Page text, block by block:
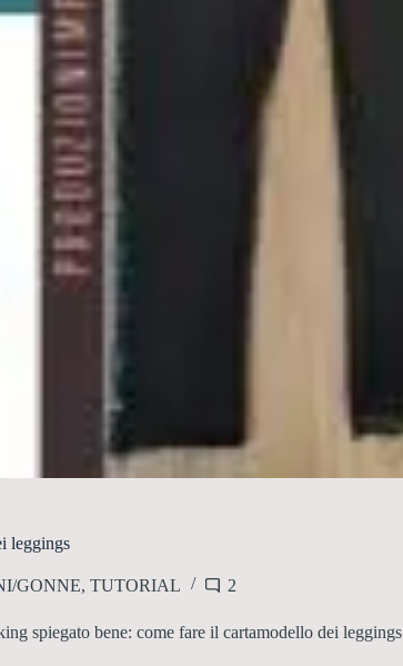
leggings
GONNE, TUTORIAL 2
spiegato bene: come fare il cartamodello dei leggings